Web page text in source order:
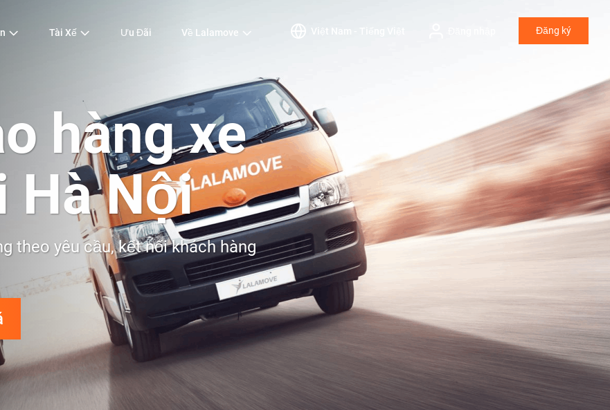
Tài Xế Ưu Đãi Về Lalamove Việt Nam - Tiếng Việt Đăng ký
hàng xe
Hà Nội
theo yêu cầu, kết nối khách hàng